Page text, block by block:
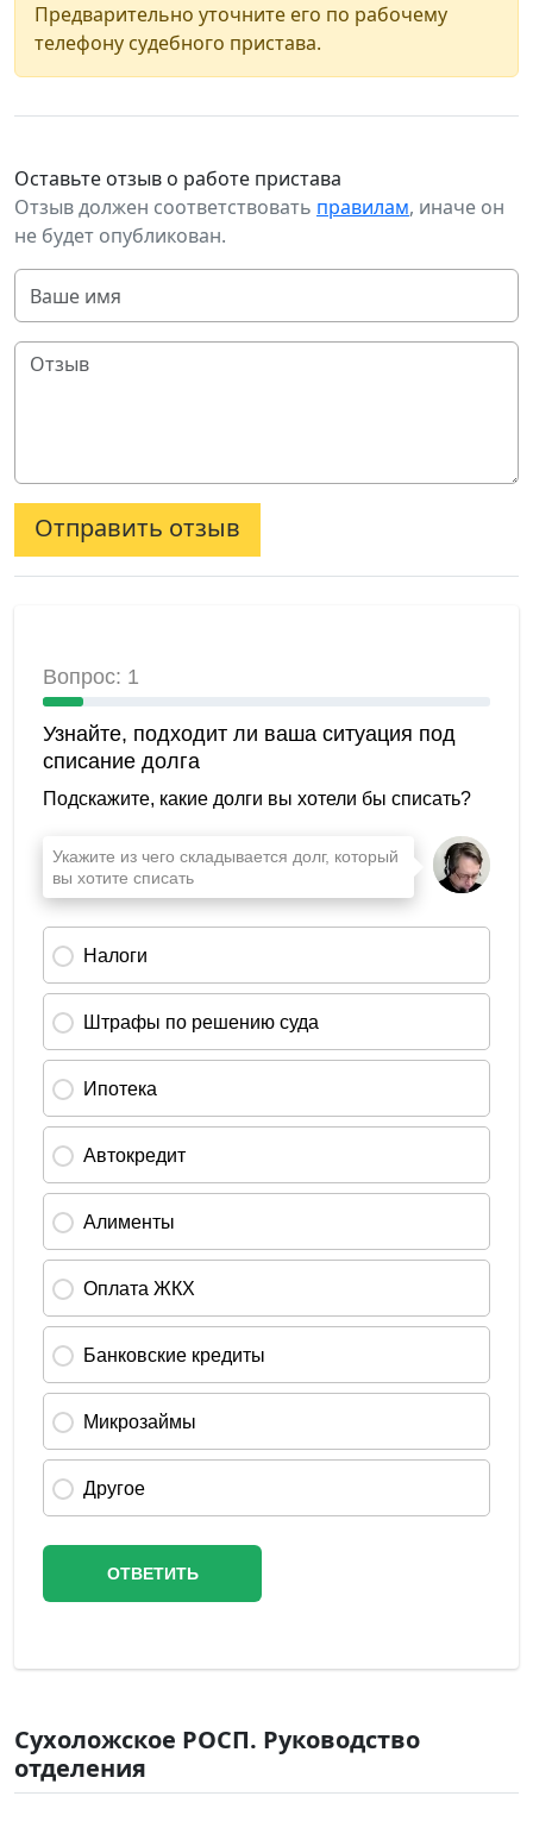
Предварительно уточните его по рабочему
телефону судебного пристава.
Оставьте отзыв о работе пристава
Отзыв должен соответствовать правилам, иначе он
не будет опубликован.
Отправить отзыв
Сухоложское РОСП. Руководство
отделения